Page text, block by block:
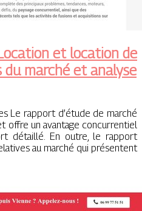
et location de
marché et analyse
Le rapport d’étude de marché
offre un avantage concurrentiel
détaillé. En outre, le rapport
au marché qui présentent